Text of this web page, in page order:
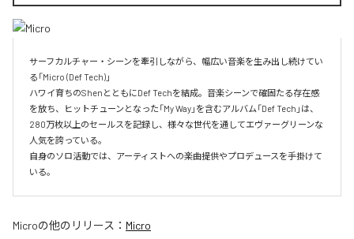
サーフカルチャー・シーンを牽引しながら、幅広い音楽を生み出し続けてい
る「Micro (Def Tech)」
ハワイ育ちのShenとともにDef Techを結成。音楽シーンで確固たる存在感
を放ち、ヒットチューンとなった「My Way」を含むアルバム「Def Tech」は、
280万枚以上のセールスを記録し、様々な世代を通してエヴァーグリーンな
人気を誇っている。
自身のソロ活動では、アーティストへの楽曲提供やプロデュースを手掛けて
いる。
Microの他のリリース： Micro